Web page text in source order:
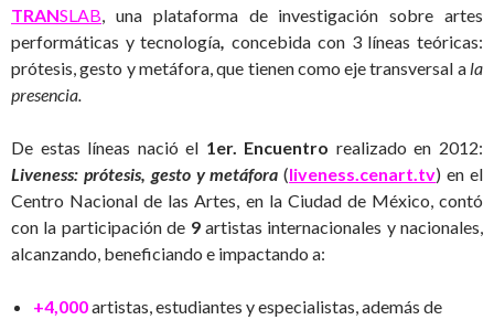
TRANSLAB, una plataforma de investigación sobre artes
performáticas y tecnología,concebida con 3 líneas teóricas:
prótesis, gesto y metáfora, que tienen como eje transversal ala
presencia.
De estas líneas nació el 1er. Encuentro realizado en 2012:
Liveness: prótesis, gestoymetáfora (liveness.cenart.tv) en el
Centro Nacional de las Artes, en la Ciudad de México, contó
con la participación de 9 artistas internacionales y nacionales,
alcanzando, beneficiando e impactando a:
+4,000artistas, estudiantes y especialistas, además de